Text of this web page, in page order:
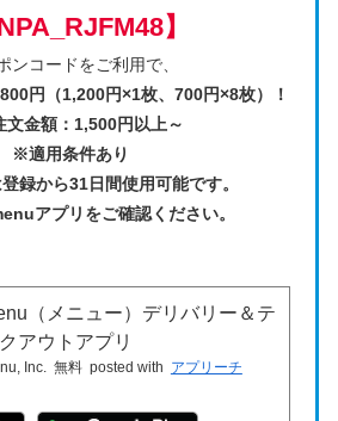
】
ンコードをご利用で、
円（1,200円×1枚、700円×8枚）！
文金額：1,500円以上～
※適用条件あり
録から31日間使用可能です。
アプリをご確認ください。
（メニュー）デリバリー＆テ
アウトアプリ
Inc. 無料 posted with アプリーチ